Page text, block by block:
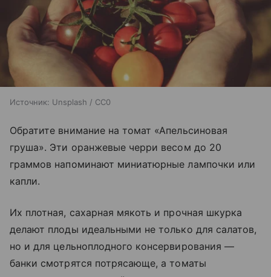
Источник: Unsplash / CC0
Обратите внимание на томат «Апельсиновая
груша». Эти оранжевые черри весом до 20
граммов напоминают миниатюрные лампочки или
капли.
Их плотная, сахарная мякоть и прочная шкурка
делают плоды идеальными не только для салатов,
но и для цельноплодного консервирования —
банки смотрятся потрясающе, а томаты